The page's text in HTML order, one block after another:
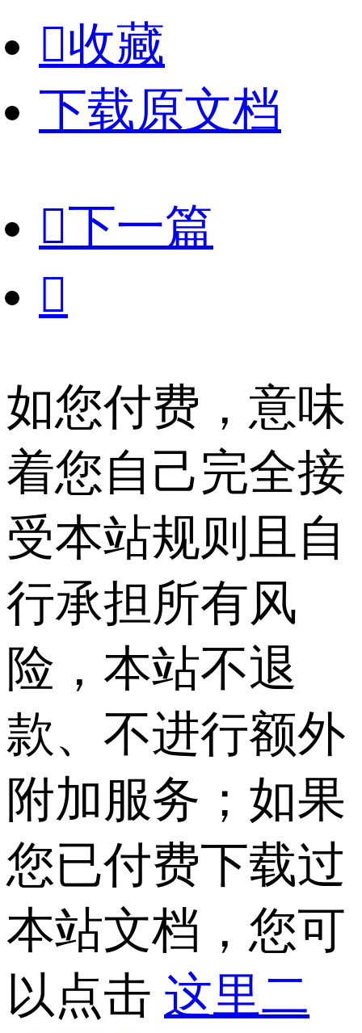
收藏
下载原文档
下一篇

如您付费，意味
着您自己完全接
受本站规则且自
行承担所有风
险，本站不退
款、不进行额外
附加服务；如果
您已付费下载过
本站文档，您可
以点击 这里二